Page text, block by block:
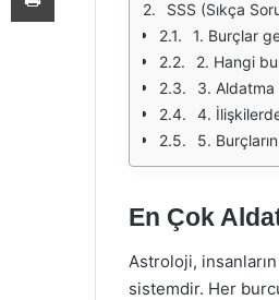
SSS (Sıkça
1. Burçlar
2. Hangi
3. Aldatma
4.
5.
En Çok
Astroloji,
sistemdir. Her